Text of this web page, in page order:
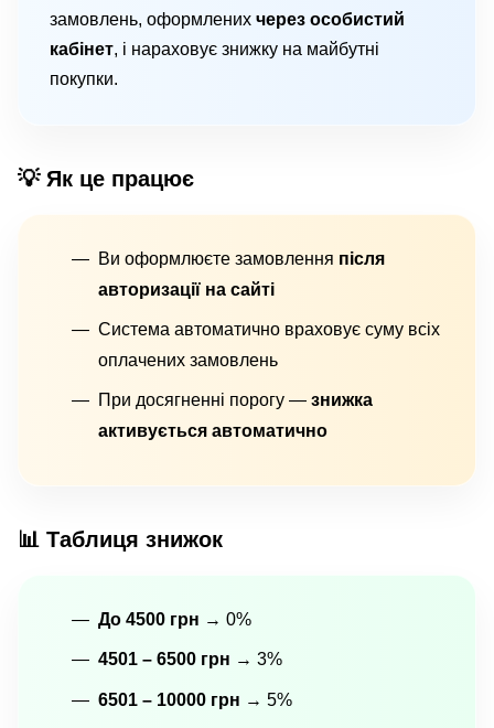
замовлень, оформлених через особистий
кабінет, і нараховує знижку на майбутні
покупки.
💡 Як це працює
Ви оформлюєте замовлення після
авторизації на сайті
Система автоматично враховує суму всіх
оплачених замовлень
При досягненні порогу — знижка
активується автоматично
📊 Таблиця знижок
До 4500 грн → 0%
4501 – 6500 грн → 3%
6501 – 10000 грн → 5%